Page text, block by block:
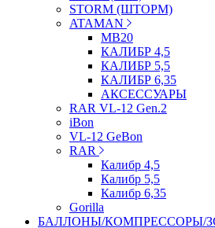
STORM (ШТОРМ)
ATAMAN
МВ20
КАЛИБР 4,5
КАЛИБР 5,5
КАЛИБР 6,35
АКСЕССУАРЫ
RAR VL-12 Gen.2
iBon
VL-12 GeBon
RAR
Калибр 4,5
Калибр 5,5
Калибр 6,35
Gorilla
БАЛЛОНЫ/КОМПРЕССОРЫ/